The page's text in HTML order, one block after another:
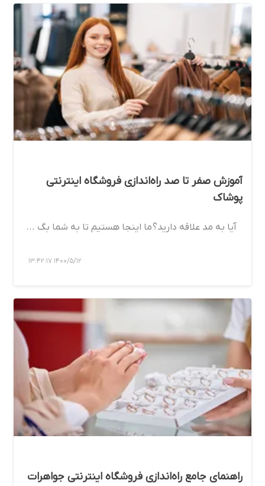
آموزش صفر تا صد راه‌اندازی فروشگاه اینترنتی
پوشاک
آیا به مد علاقه دارید؟ ما اینجا هستیم تا به شما بگ ...
1400/5/12 13:42:17
راهنمای جامع راه‌اندازی فروشگاه اینترنتی جواهرات